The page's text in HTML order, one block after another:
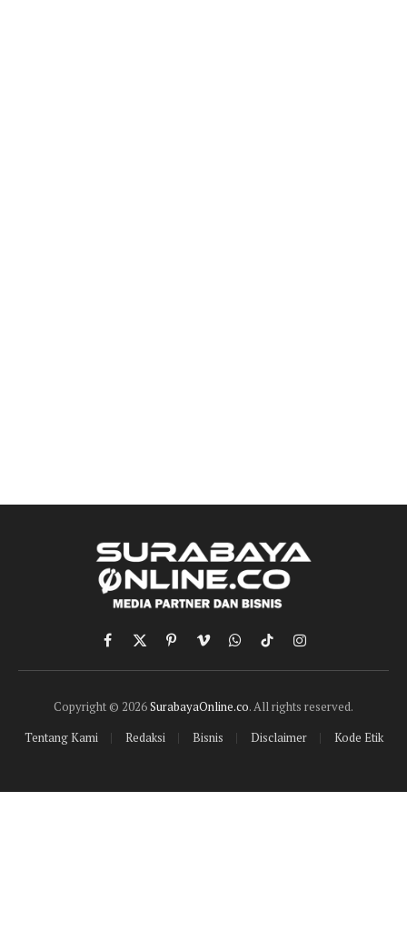
Facebook
X
(Twitter)
PinterestVimeoWhatsApp
TikTokInstagram
Copyright © 2026SurabayaOnline.co. All rights reserved.
Tentang Kami
Redaksi Bisnis Disclaimer Kode Etik